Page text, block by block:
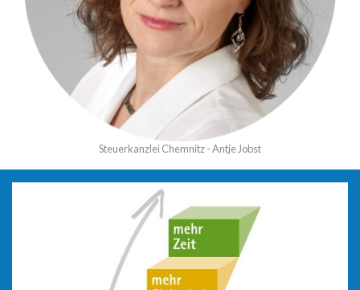
Steuerkanzlei Chemnitz - Antje Jobst